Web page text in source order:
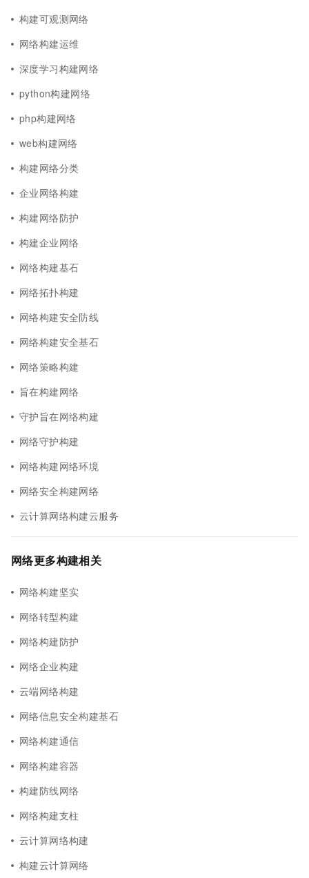
构建可观测网络
网络构建运维
深度学习构建网络
python构建网络
php构建网络
web构建网络
构建网络分类
企业网络构建
构建网络防护
构建企业网络
网络构建基石
网络拓扑构建
网络构建安全防线
网络构建安全基石
网络策略构建
旨在构建网络
守护旨在网络构建
网络守护构建
网络构建网络环境
网络安全构建网络
云计算网络构建云服务
网络更多构建相关
网络构建坚实
网络转型构建
网络构建防护
网络企业构建
云端网络构建
网络信息安全构建基石
网络构建通信
网络构建容器
构建防线网络
网络构建支柱
云计算网络构建
构建云计算网络